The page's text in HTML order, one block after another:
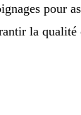
pour
la qualité